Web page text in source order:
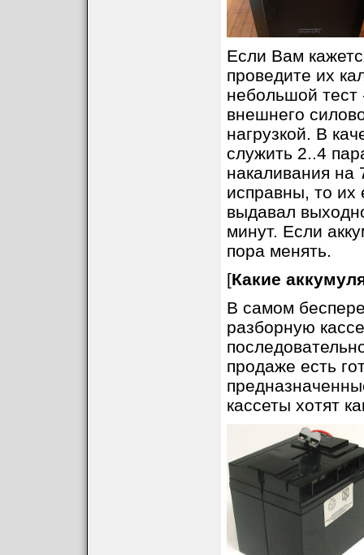
Если Вам
проведите их
небольшой тест
внешнего
нагрузкой. В
служить 2..4
накаливания на
исправны, то их
выдавал
минут. Если
пора менять.
[Какие
В самом
разборную
продаже есть
кассеты хотят